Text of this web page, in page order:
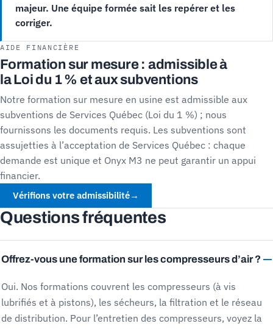
majeur. Une équipe formée sait les repérer et les
corriger.
AIDE FINANCIÈRE
Formation sur mesure : admissible à
la Loi du 1 % et aux subventions
Notre formation sur mesure en usine est admissible aux
subventions de Services Québec (Loi du 1 %) ; nous
fournissons les documents requis. Les subventions sont
assujetties à l’acceptation de Services Québec : chaque
demande est unique et Onyx M3 ne peut garantir un appui
financier.
Vérifions votre admissibilité→
Questions fréquentes
Offrez-vous une formation sur les compresseurs d’air ?
Oui. Nos formations couvrent les compresseurs (à vis
lubrifiés et à pistons), les sécheurs, la filtration et le réseau
de distribution. Pour l’entretien des compresseurs, voyez la